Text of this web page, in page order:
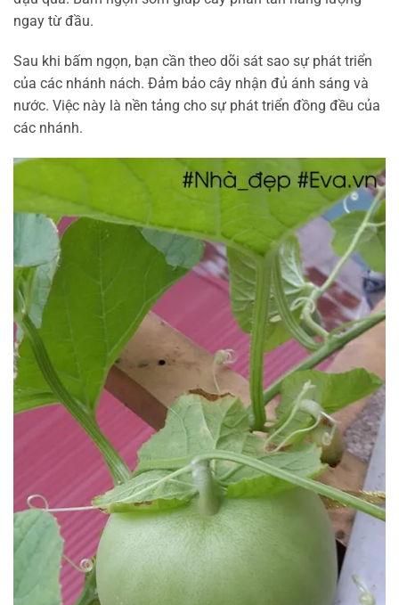
ngay từ đầu.
Sau khi bấm ngọn, bạn cần theo dõi sát sao sự phát triển
của các nhánh nách. Đảm bảo cây nhận đủ ánh sáng và
nước. Việc này là nền tảng cho sự phát triển đồng đều của
các nhánh.